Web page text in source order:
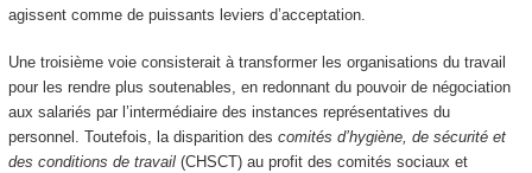
agissent comme de puissants leviers d’acceptation.
Une troisième voie consisterait à transformer les organisations du travail
pour les rendre plus soutenables, en redonnant du pouvoir de négociation
aux salariés par l’intermédiaire des instances représentatives du
personnel. Toutefois, la disparition des comités d’hygiène, de sécurité et
des conditions de travail(CHSCT) au profit des comités sociaux et